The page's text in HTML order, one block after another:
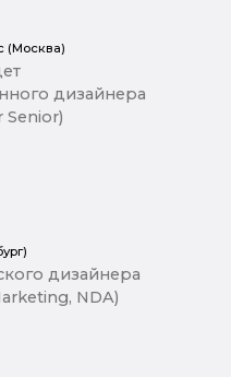
(Москва)
дизайнера
Senior)
дизайнера
NDA)